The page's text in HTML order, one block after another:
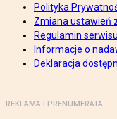
Polityka
Zmiana ustawień
Regulamin serwisu
Informacje o
Deklaracja
REKLAMA I PRENUMERATA